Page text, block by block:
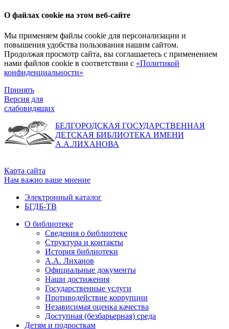
О файлах cookie на этом веб-сайте
Мы применяем файлы cookie для персонализации и
повышения удобства пользования нашим сайтом.
Продолжая просмотр сайта, вы соглашаетесь с применением
нами файлов cookie в соответствии с «Политикой
конфиденциальности»
Принять
Версия для
слабовидящих
БЕЛГОРОДСКАЯ ГОСУДАРСТВЕННАЯ
ДЕТСКАЯ БИБЛИОТЕКА ИМЕНИ
А.А.ЛИХАНОВА
Карта сайта
Нам важно ваше мнение
Электронный каталог
БГДБ-ТВ
О библиотеке
Сведения о библиотеке
Структура и контакты
История библиотеки
А.А. Лиханов
Официальные документы
Наши достижения
Государственные услуги
Противодействие коррупции
Независимая оценка качества
Доступная (безбарьерная) среда
Детям и подросткам